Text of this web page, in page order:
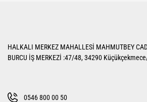
Ürün açıklamasında eksik bilgiler bulunuyor.
Bu ürüne benzer farklı alternatifler olmalı.
HALKALI MERKEZ MAHALLESİ MAHMUTBEY
BURCU İŞ MERKEZİ :47/48, 34290
0546 800 00 50